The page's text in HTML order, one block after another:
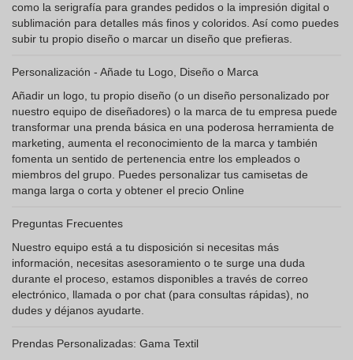
como la serigrafía para grandes pedidos o la impresión digital o
sublimación para detalles más finos y coloridos. Así como puedes
subir tu propio diseño o marcar un diseño que prefieras.
Personalización - Añade tu Logo, Diseño o Marca
Añadir un logo, tu propio diseño (o un diseño personalizado por
nuestro equipo de diseñadores) o la marca de tu empresa puede
transformar una prenda básica en una poderosa herramienta de
marketing, aumenta el reconocimiento de la marca y también
fomenta un sentido de pertenencia entre los empleados o
miembros del grupo. Puedes personalizar tus camisetas de
manga larga o corta y obtener el precio Online
Preguntas Frecuentes
Nuestro equipo está a tu disposición si necesitas más
información, necesitas asesoramiento o te surge una duda
durante el proceso, estamos disponibles a través de correo
electrónico, llamada o por chat (para consultas rápidas), no
dudes y déjanos ayudarte.
Prendas Personalizadas: Gama Textil